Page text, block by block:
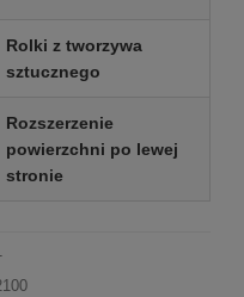
Rolki z tworzywa
sztucznego
Rozszerzenie
powierzchni po lewej
stronie